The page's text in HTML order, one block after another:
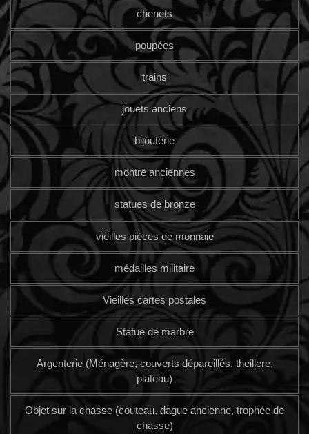
chenets
poupées
trains
jouets anciens
bijouterie
montre anciennes
statues de bronze
vieilles pièces de monnaie
médailles militaire
Vieilles cartes postales
Statue de marbre
Argenterie (Ménagère, couverts dépareillés, theillere,
plateau)
Objet sur la chasse (couteau, dague ancienne, trophée de
chasse)